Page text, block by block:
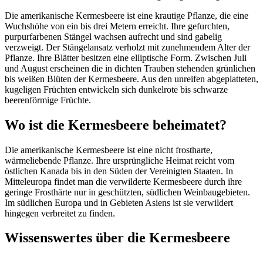
Die amerikanische Kermesbeere ist eine krautige Pflanze, die eine
Wuchshöhe von ein bis drei Metern erreicht. Ihre gefurchten,
purpurfarbenen Stängel wachsen aufrecht und sind gabelig
verzweigt. Der Stängelansatz verholzt mit zunehmendem Alter der
Pflanze. Ihre Blätter besitzen eine elliptische Form. Zwischen Juli
und August erscheinen die in dichten Trauben stehenden grünlichen
bis weißen Blüten der Kermesbeere. Aus den unreifen abgeplatteten,
kugeligen Früchten entwickeln sich dunkelrote bis schwarze
beerenförmige Früchte.
Wo ist die Kermesbeere beheimatet?
Die amerikanische Kermesbeere ist eine nicht frostharte,
wärmeliebende Pflanze. Ihre ursprüngliche Heimat reicht vom
östlichen Kanada bis in den Süden der Vereinigten Staaten. In
Mitteleuropa findet man die verwilderte Kermesbeere durch ihre
geringe Frosthärte nur in geschützten, südlichen Weinbaugebieten.
Im südlichen Europa und in Gebieten Asiens ist sie verwildert
hingegen verbreitet zu finden.
Wissenswertes über die Kermesbeere